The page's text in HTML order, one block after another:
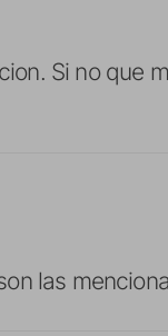
Si no que
las